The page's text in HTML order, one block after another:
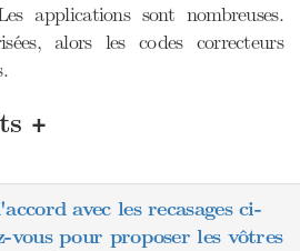
applications sont nombreuses.
alors les codes correcteurs
+
avec les recasages ci-
vous pour proposer les vôtres